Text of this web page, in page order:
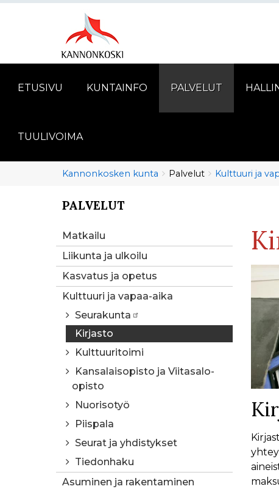
ETUSIVU KUNTAINFO PALVELUT
TUULIVOIMA
Murupolku
You
here:
Kannonkosken kunta Palvelut Kulttuuri ja
You
here:
PALVELUT
Matkailu
Liikunta ja ulkoilu
Kasvatus ja opetus
Kulttuuri ja vapaa-aika
Seurakunta
Kirjasto
Kulttuuritoimi
Kansalaisopisto ja Viitasalo-
opisto
Nuorisotyö
Piispala
Seurat ja yhdistykset
Tiedonhaku
Asuminen ja rakentaminen